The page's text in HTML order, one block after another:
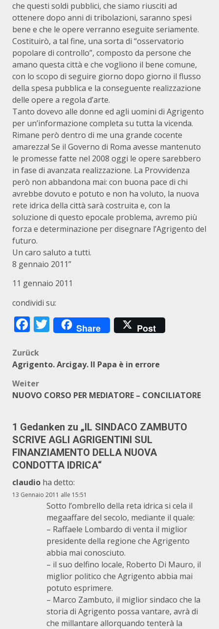
che questi soldi pubblici, che siamo riusciti ad
ottenere dopo anni di tribolazioni, saranno spesi
bene e che le opere verranno eseguite seriamente.
Costituirò, a tal fine, una sorta di “osservatorio
popolare di controllo”, composto da persone che
amano questa città e che vogliono il bene comune,
con lo scopo di seguire giorno dopo giorno il flusso
della spesa pubblica e la conseguente realizzazione
delle opere a regola d’arte.
Tanto dovevo alle donne ed agli uomini di Agrigento
per un’informazione completa su tutta la vicenda.
Rimane però dentro di me una grande cocente
amarezza! Se il Governo di Roma avesse mantenuto
le promesse fatte nel 2008 oggi le opere sarebbero
in fase di avanzata realizzazione. La Provvidenza
però non abbandona mai: con buona pace di chi
avrebbe dovuto e potuto e non ha voluto, la nuova
rete idrica della città sarà costruita e, con la
soluzione di questo epocale problema, avremo più
forza e determinazione per disegnare l’Agrigento del
futuro.
Un caro saluto a tutti.
8 gennaio 2011”
11 gennaio 2011
condividi su:
Facebook
Twitter
Share Post
Beitragsnavigation
Zurück
Agrigento. Arcigay. Il Papa è in errore
Weiter
NUOVO CORSO PER MEDIATORE – CONCILIATORE
1 Gedanken zu „IL SINDACO ZAMBUTO
SCRIVE AGLI AGRIGENTINI SUL
FINANZIAMENTO DELLA NUOVA
CONDOTTA IDRICA“
claudio ha detto:
13 Gennaio 2011 alle 15:51
Sotto l’ombrello della reta idrica si cela il
megaaffare del secolo, mediante il quale:
– Raffaele Lombardo di venta il miglior
presidente della regione che Agrigento
abbia mai conosciuto.
– il suo delfino locale, Roberto Di Mauro, il
miglior politico che Agrigento abbia mai
potuto esprimere.
– Marco Zambuto, il miglior sindaco che la
storia di Agrigento possa vantare, avrà di
che millantare allorquando tenterà la